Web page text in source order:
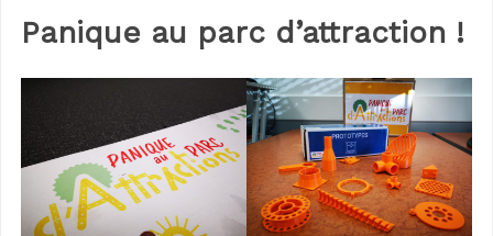
Panique au parc d’attraction !